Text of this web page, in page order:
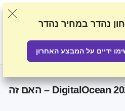
קפדניים, אך גם לוקחים בחשבון את
שיש לנו עם ספקים. עמוד זה מכיל
ביקורת על DigitalOcean 2026 – האם זה
נהדר במחיר נהדר
ידיים על המבצע האחרון